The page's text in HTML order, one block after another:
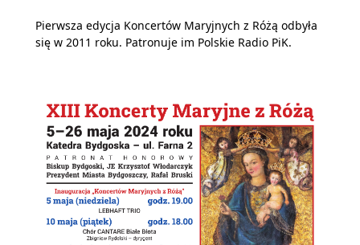
Pierwsza edycja Koncertów Maryjnych z Różą odbyła
się w 2011 roku. Patronuje im Polskie Radio PiK.